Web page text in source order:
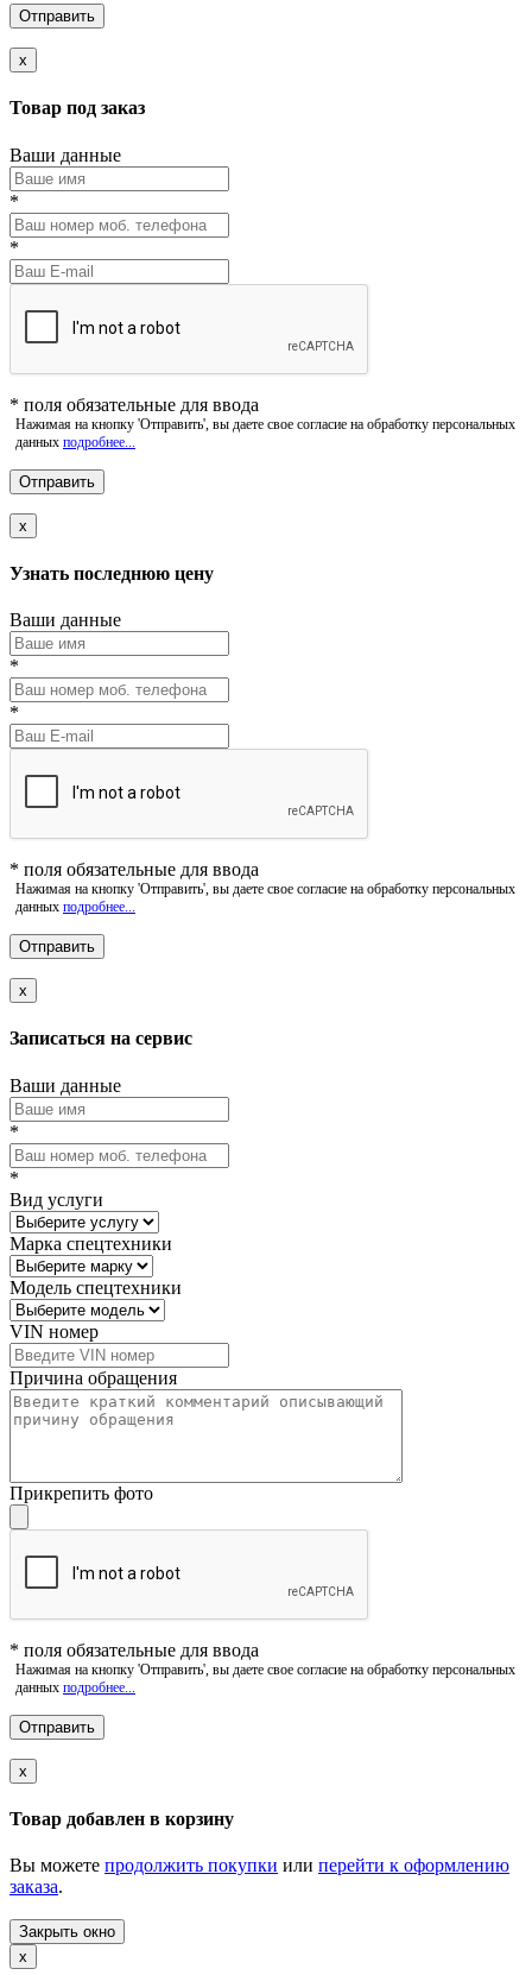
x
Товар под заказ
Ваши данные
*
*
* поля обязательные для ввода
Нажимая на кнопку 'Отправить', вы даете свое согласие на обработку персональных
данных подробнее...
x
Узнать последнюю цену
Ваши данные
*
*
* поля обязательные для ввода
Нажимая на кнопку 'Отправить', вы даете свое согласие на обработку персональных
данных подробнее...
x
Записаться на сервис
Ваши данные
*
*
Вид услуги
Марка спецтехники
Модель спецтехники
VIN номер
Причина обращения
Прикрепить фото
* поля обязательные для ввода
Нажимая на кнопку 'Отправить', вы даете свое согласие на обработку персональных
данных подробнее...
x
Товар добавлен в корзину
Вы можете продолжить покупки или перейти к оформлению
заказа.
Закрыть окно
x